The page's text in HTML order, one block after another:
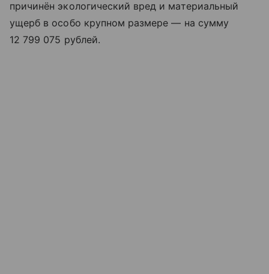
причинён экологический вред и материальный
ущерб в особо крупном размере — на сумму
12 799 075 рублей.